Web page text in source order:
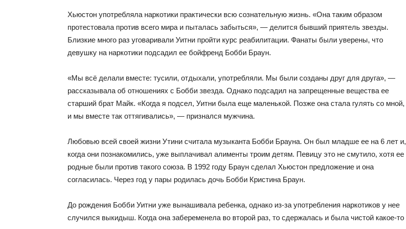
Хьюстон употребляла наркотики практически всю сознательную жизнь. «Она таким образом
протестовала против всего мира и пыталась забыться», — делится бывший приятель звезды.
Близкие много раз уговаривали Уитни пройти курс реабилитации. Фанаты были уверены, что
девушку на наркотики подсадил ее бойфренд Бобби Браун.
«Мы всё делали вместе: тусили, отдыхали, употребляли. Мы были созданы друг для друга», —
рассказывала об отношениях с Бобби звезда. Однако подсадил на запрещенные вещества ее
старший брат Майк. «Когда я подсел, Уитни была еще маленькой. Позже она стала гулять со мной,
и мы вместе так оттягивались», — признался мужчина.
Любовью всей своей жизни Утини считала музыканта Бобби Брауна. Он был младше ее на 6 лет и,
когда они познакомились, уже выплачивал алименты троим детям. Певицу это не смутило, хотя ее
родные были против такого союза. В 1992 году Браун сделал Хьюстон предложение и она
согласилась. Через год у пары родилась дочь Бобби Кристина Браун.
До рождения Бобби Уитни уже вынашивала ребенка, однако из-за употребления наркотиков у нее
случился выкидыш. Когда она забеременела во второй раз, то сдержалась и была чистой какое-то